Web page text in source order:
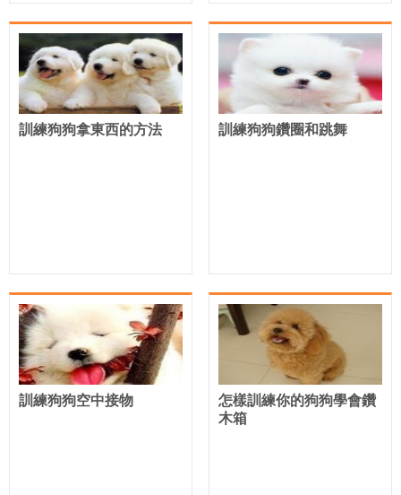
訓練狗狗拿東西的方法 訓練狗狗鑽圈和跳舞
訓練狗狗空中接物
怎樣訓練你的狗狗學會鑽
木箱